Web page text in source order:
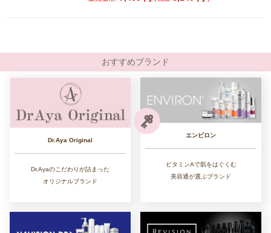
おすすめブランド
Dr.Aya Original
Dr.Ayaのこだわりが詰まった
オリジナルブランド
エンビロン
ビタミンAで肌をはぐくむ
美容通が選ぶブランド